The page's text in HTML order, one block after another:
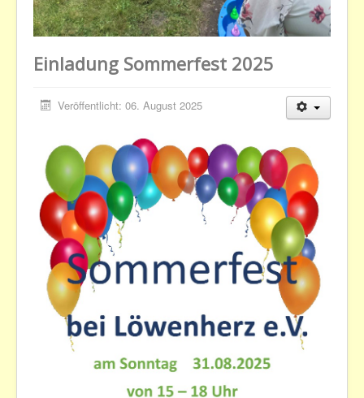
Einladung Sommerfest 2025
Veröffentlicht: 06. August 2025